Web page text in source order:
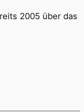
2005 über das